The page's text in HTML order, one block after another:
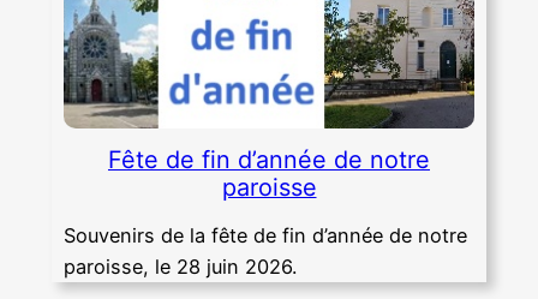
Fête de fin d’année de notre
paroisse
Souvenirs de la fête de fin d’année de notre
paroisse, le 28 juin 2026.